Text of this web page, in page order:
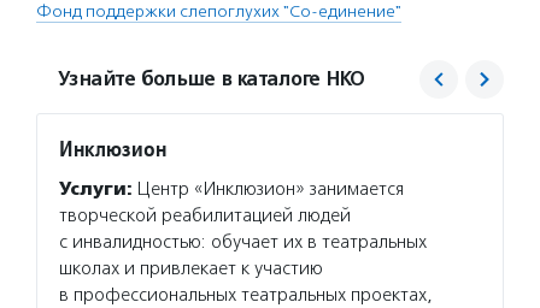
Фонд поддержки слепоглухих "Со-единение"
Узнайте больше в каталоге НКО
Инклюзион
Услуги: Центр «Инклюзион» занимается
творческой реабилитацией людей
с инвалидностью: обучает их в театральных
школах и привлекает к участию
в профессиональных театральных проектах,